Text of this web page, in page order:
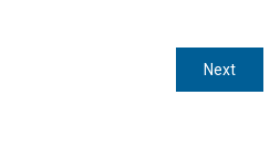
NextNext
post: